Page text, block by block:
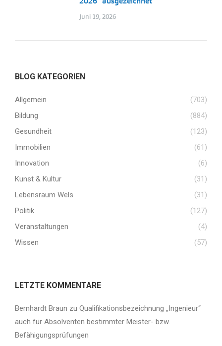
Juni 19, 2026
BLOG KATEGORIEN
Allgemein
(703)
Bildung
(884)
Gesundheit
(123)
Immobilien
(61)
Innovation
(6)
Kunst & Kultur
(31)
Lebensraum Wels
(31)
Politik
(127)
Veranstaltungen
(4)
Wissen
(57)
LETZTE KOMMENTARE
Bernhardt Braun zu Qualifikationsbezeichnung „Ingenieur“
auch für Absolventen bestimmter Meister- bzw.
Befähigungsprüfungen